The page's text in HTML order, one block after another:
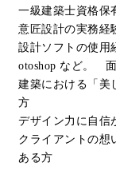
一級建築士資格保
意匠設計の実務経
設計ソフトの使用
otoshop など。 面
建築における「美
方
デザイン力に自信
クライアントの想
ある方